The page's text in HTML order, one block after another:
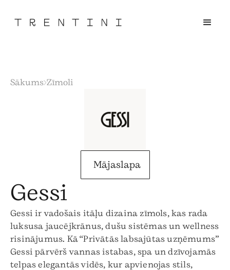
Sākums Zīmoli
Mājaslapa
Gessi
Gessi ir vadošais itāļu dizaina zīmols, kas rada
luksusa jaucējkrānus, dušu sistēmas un wellness
risinājumus. Kā “Privātās labsajūtas uzņēmums”
Gessi pārvērš vannas istabas, spa un dzīvojamās
telpas elegantās vidēs, kur apvienojas stils,